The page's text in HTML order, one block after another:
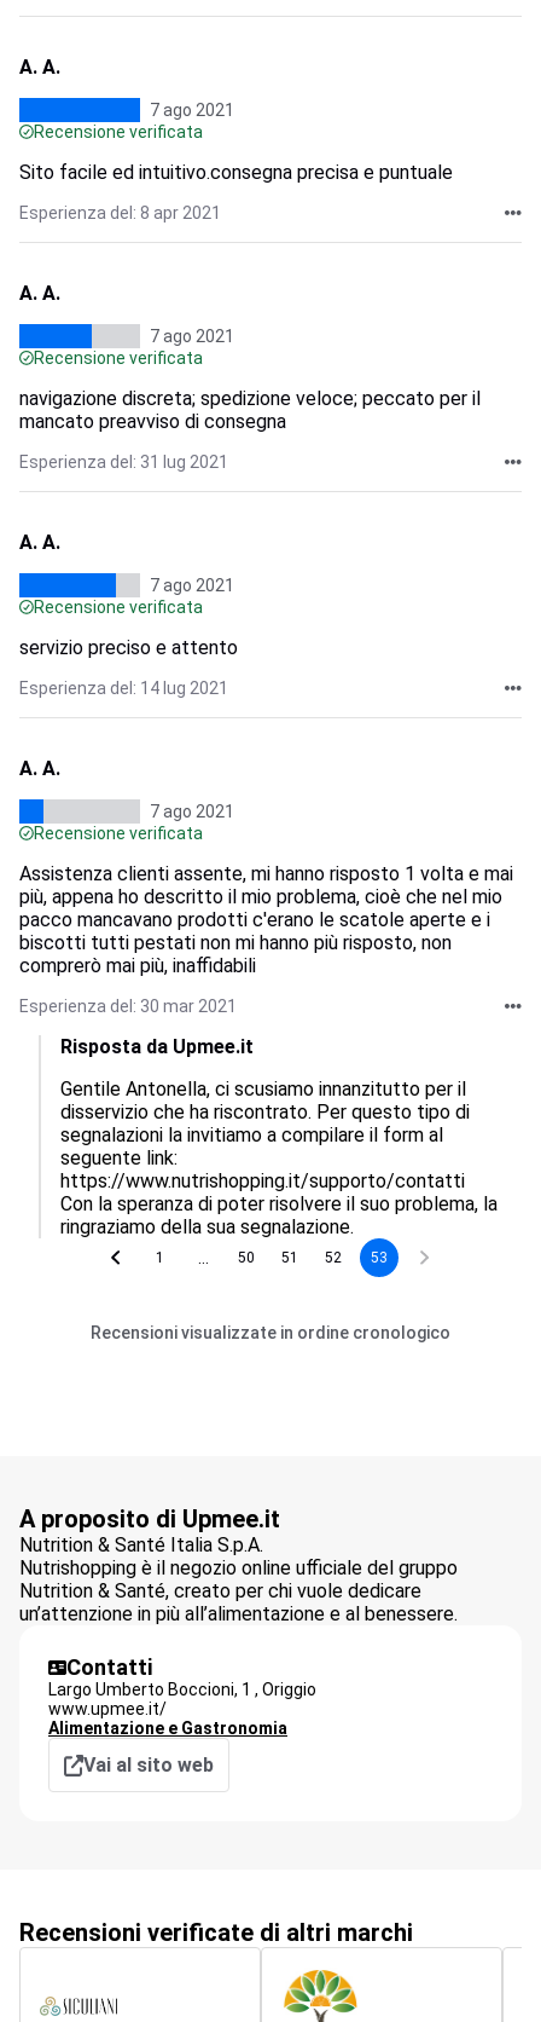
A. A.
7 ago 2021
Recensione verificata
Sito facile ed intuitivo.consegna precisa e puntuale
Esperienza del: 8 apr 2021
A. A.
7 ago 2021
Recensione verificata
navigazione discreta; spedizione veloce; peccato per il
mancato preavviso di consegna
Esperienza del: 31 lug 2021
A. A.
7 ago 2021
Recensione verificata
servizio preciso e attento
Esperienza del: 14 lug 2021
A. A.
7 ago 2021
Recensione verificata
Assistenza clienti assente, mi hanno risposto 1 volta e mai
più, appena ho descritto il mio problema, cioè che nel mio
pacco mancavano prodotti c'erano le scatole aperte e i
biscotti tutti pestati non mi hanno più risposto, non
comprerò mai più, inaffidabili
Esperienza del: 30 mar 2021
Risposta da Upmee.it
Gentile Antonella, ci scusiamo innanzitutto per il
disservizio che ha riscontrato. Per questo tipo di
segnalazioni la invitiamo a compilare il form al
seguente link:
https://www.nutrishopping.it/supporto/contatti
Con la speranza di poter risolvere il suo problema, la
ringraziamo della sua segnalazione.
1 50 51 52 53
Recensioni visualizzate in ordine cronologico
A proposito di Upmee.it
Nutrition & Santé Italia S.p.A.
Nutrishopping è il negozio online ufficiale del gruppo
Nutrition & Santé, creato per chi vuole dedicare
un’attenzione in più all’alimentazione e al benessere.
Contatti
Largo Umberto Boccioni, 1 , Origgio
www.upmee.it/
Alimentazione e Gastronomia
Vai al sito web
Recensioni verificate di altri marchi